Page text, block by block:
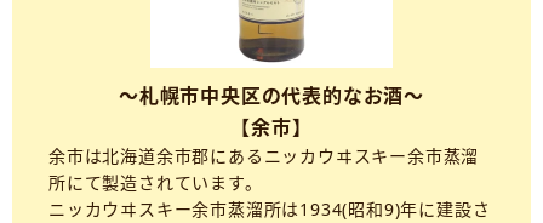
～札幌市中央区の代表的なお酒～
【余市】
余市は北海道余市郡にあるニッカウヰスキー余市蒸溜
所にて製造されています。
ニッカウヰスキー余市蒸溜所は1934(昭和9)年に建設さ